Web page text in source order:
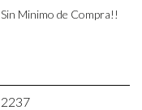
Minimo de Compra!!